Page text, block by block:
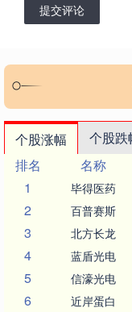
提交评论
个股涨幅 个股跌
排名
名称
1
毕得医药
2 百普赛斯
3 北方长龙
4 蓝盾光电
5 信濠光电
6 近岸蛋白